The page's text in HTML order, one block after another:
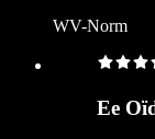
WV-Norm
Ee